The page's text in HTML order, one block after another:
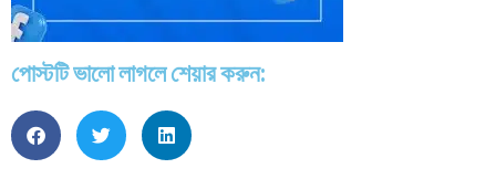
পোস্টটি ভালো লাগলে শেয়ার করুন: